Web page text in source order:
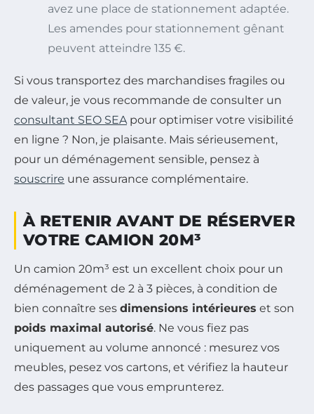
avez une place de stationnement adaptée.
Les amendes pour stationnement gênant
peuvent atteindre 135 €.
Si vous transportez des marchandises fragiles ou
de valeur, je vous recommande de consulter un
consultant SEO SEApour optimiser votre visibilité
en ligne ? Non, je plaisante. Mais sérieusement,
pour un déménagement sensible, pensez à
souscrire une assurance complémentaire.
À RETENIR AVANT DE RÉSERVER
VOTRE CAMION 20M³
Un camion 20m³ est un excellent choix pour un
déménagement de 2 à 3 pièces, à condition de
bien connaître ses dimensions intérieures et son
poids maximal autorisé. Ne vous fiez pas
uniquement au volume annoncé : mesurez vos
meubles, pesez vos cartons, et vérifiez la hauteur
des passages que vous emprunterez.